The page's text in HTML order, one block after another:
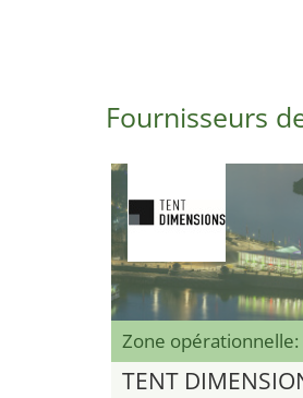
Fournisseurs
Zone
TENT